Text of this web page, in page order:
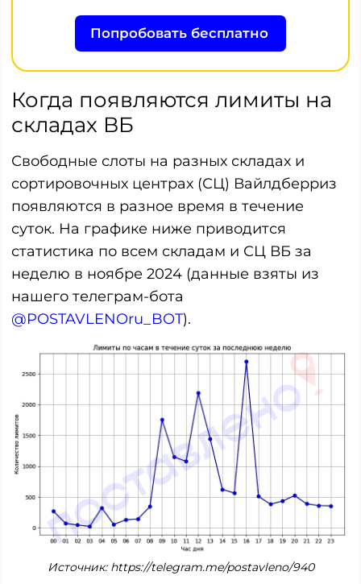
Попробовать бесплатно
Когда появляются лимиты на
складах ВБ
Свободные слоты на разных складах и
сортировочных центрах (СЦ) Вайлдберриз
появляются в разное время в течение
суток. На графике ниже приводится
статистика по всем складам и СЦ ВБ за
неделю в ноябре 2024 (данные взяты из
нашего телеграм-бота
@POSTAVLENOru_BOT).
Источник: https://telegram.me/postavleno/940